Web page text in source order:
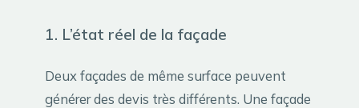
1. L’état réel de la façade
Deux façades de même surface peuvent
générer des devis très différents. Une façade